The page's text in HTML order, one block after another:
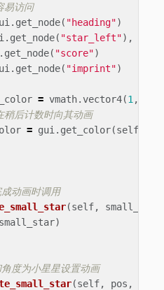
易访问
. get_node( "heading")
. get_node( "star_left"),
. get_node( "score")
. get_node( "imprint")
= vmath.vector4(1 ,
后计数时向其动画
= gui . get_color(self
动画时调用
(self, small_star
small_star)
度为小星星设置动画
(self, pos ,